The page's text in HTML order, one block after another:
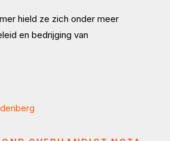
hield ze zich onder meer
en bedrijging van